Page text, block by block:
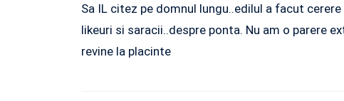
Sa IL citez pe domnul lungu..edilul a facut
likeuri si saracii..despre ponta. Nu am o parere
revine la placinte